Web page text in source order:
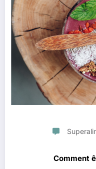
Comment